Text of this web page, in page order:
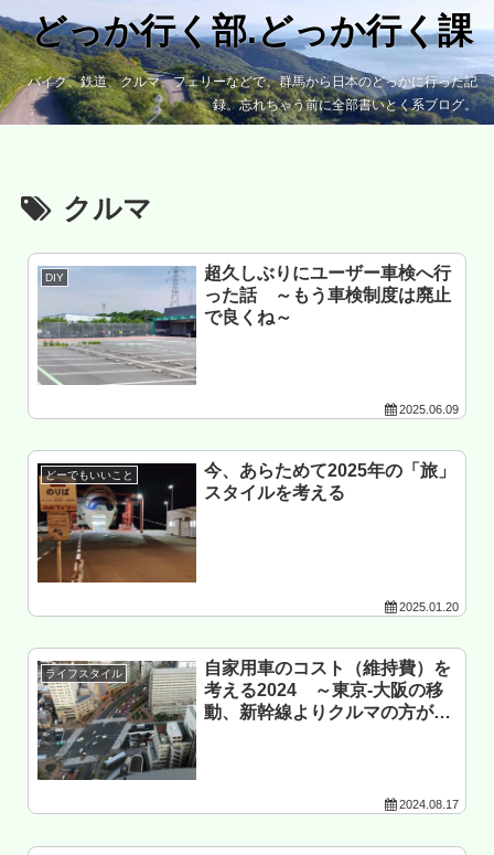
どっか行く部.どっか行く課
バイク、鉄道、クルマ、フェリーなどで、群馬から日本のどっかに行った記
録。忘れちゃう前に全部書いとく系ブログ。
クルマ
DIY
超久しぶりにユーザー車検へ行
った話 ～もう車検制度は廃止
で良くね～
2025.06.09
どーでもいいこと
今、あらためて2025年の「旅」
スタイルを考える
2025.01.20
ライフスタイル
自家用車のコスト（維持費）を
考える2024 ～東京-大阪の移
動、新幹線よりクルマの方が安
2024.08.17